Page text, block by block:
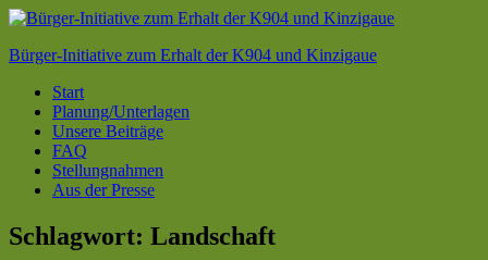
Zum
springen
Bürger-Initiative zum Erhalt der K904 und Kinzigaue
Start
Planung/Unterlagen
Unsere Beiträge
FAQ
Stellungnahmen
Aus der Presse
Schlagwort: Landschaft